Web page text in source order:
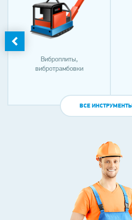
Виброплиты,
вибротрамбовки
ВСЕ ИНСТРУМЕНТЫ